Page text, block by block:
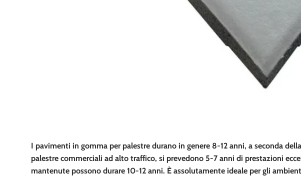
I pavimenti in gomma per palestre durano in genere 8-12 anni, a seconda
palestre commerciali ad alto traffico, si prevedono 5-7 anni di prestazioni
mantenute possono durare 10-12 anni. È assolutamente ideale per gli